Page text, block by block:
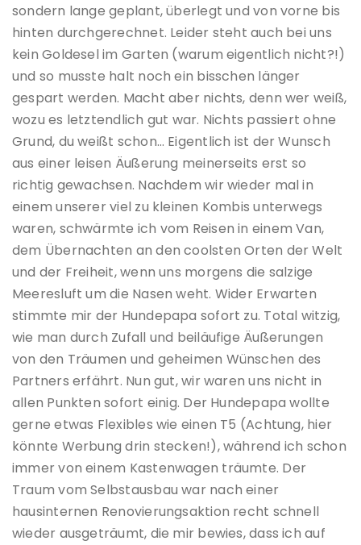
sondern lange geplant, überlegt und von vorne bis
hinten durchgerechnet. Leider steht auch bei uns
kein Goldesel im Garten (warum eigentlich nicht?!)
und so musste halt noch ein bisschen länger
gespart werden. Macht aber nichts, denn wer weiß,
wozu es letztendlich gut war. Nichts passiert ohne
Grund, du weißt schon… Eigentlich ist der Wunsch
aus einer leisen Äußerung meinerseits erst so
richtig gewachsen. Nachdem wir wieder mal in
einem unserer viel zu kleinen Kombis unterwegs
waren, schwärmte ich vom Reisen in einem Van,
dem Übernachten an den coolsten Orten der Welt
und der Freiheit, wenn uns morgens die salzige
Meeresluft um die Nasen weht. Wider Erwarten
stimmte mir der Hundepapa sofort zu. Total witzig,
wie man durch Zufall und beiläufige Äußerungen
von den Träumen und geheimen Wünschen des
Partners erfährt. Nun gut, wir waren uns nicht in
allen Punkten sofort einig. Der Hundepapa wollte
gerne etwas Flexibles wie einen T5 (Achtung, hier
könnte Werbung drin stecken!), während ich schon
immer von einem Kastenwagen träumte. Der
Traum vom Selbstausbau war nach einer
hausinternen Renovierungsaktion recht schnell
wieder ausgeträumt, die mir bewies, dass ich auf